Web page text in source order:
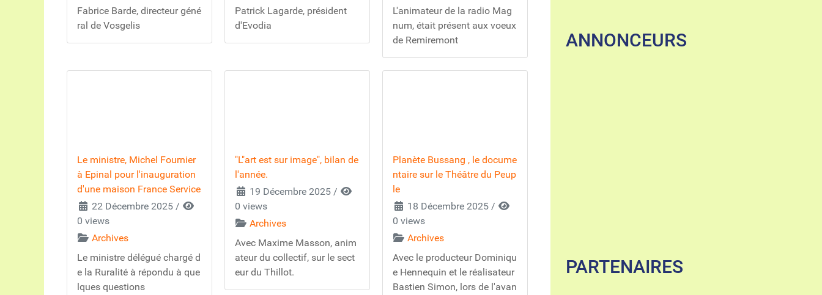
Fabrice Barde, directeur géné
ral de Vosgelis
Patrick Lagarde, président
d'Evodia
L'animateur de la radio Mag
num, était présent aux voeux
de Remiremont
Le ministre, Michel Fournier
à Epinal pour l'inauguration
d'une maison France Service
22 Décembre 2025 /
0 views
Archives
Le ministre délégué chargé d
e la Ruralité à répondu à que
lques questions
"L"art est sur image", bilan de
l'année.
19 Décembre 2025/
0 views
Archives
Avec Maxime Masson, anim
ateur du collectif, sur le sect
eur du Thillot.
Planète Bussang , le docume
ntaire sur le Théâtre du Peup
le
18 Décembre 2025/
0 views
Archives
Avec le producteur Dominiqu
e Hennequin et le réalisateur
Bastien Simon, lors de l'avan
ANNONCEURS
PARTENAIRES